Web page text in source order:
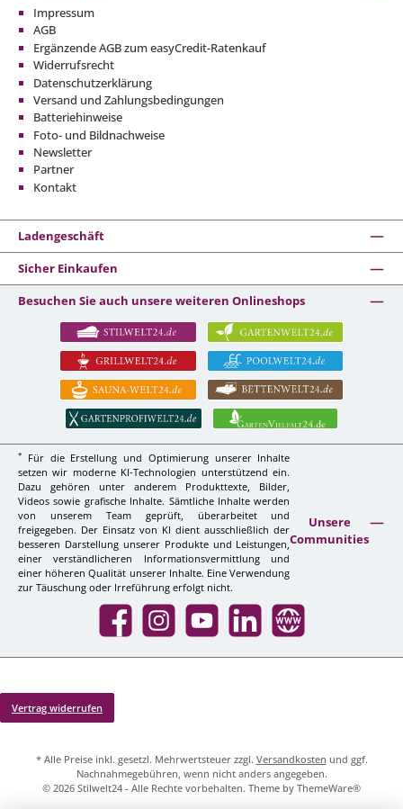
Impressum
AGB
Ergänzende AGB zum easyCredit-Ratenkauf
Widerrufsrecht
Datenschutzerklärung
Versand und Zahlungsbedingungen
Batteriehinweise
Foto- und Bildnachweise
Newsletter
Partner
Kontakt
Ladengeschäft
Sicher Einkaufen
Besuchen Sie auch unsere weiteren Onlineshops
*
Für die Erstellung und Optimierung unserer Inhalte
setzen wir moderne KI-Technologien unterstützend ein.
Dazu gehören unter anderem Produkttexte, Bilder,
Videos sowie grafische Inhalte. Sämtliche Inhalte werden
von unserem Team geprüft, überarbeitet und
freigegeben. Der Einsatz von KI dient ausschließlich der
besseren Darstellung unserer Produkte und Leistungen,
einer verständlicheren Informationsvermittlung und
einer höheren Qualität unserer Inhalte. Eine Verwendung
zur Täuschung oder Irreführung erfolgt nicht.
Unsere
Communities
Facebook InstagramYouTube LinkedIn Website
Vertrag widerrufen
* Alle Preise inkl. gesetzl. Mehrwertsteuer zzgl. Versandkosten und ggf.
Nachnahmegebühren, wenn nicht anders angegeben.
© 2026 Stilwelt24 - Alle Rechte vorbehalten. Theme by ThemeWare®